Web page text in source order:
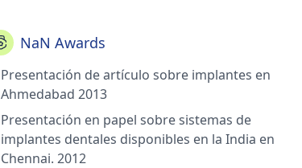
NaN Awards
Presentación de artículo sobre implantes en
Ahmedabad 2013
Presentación en papel sobre sistemas de
implantes dentales disponibles en la India en
Chennai. 2012